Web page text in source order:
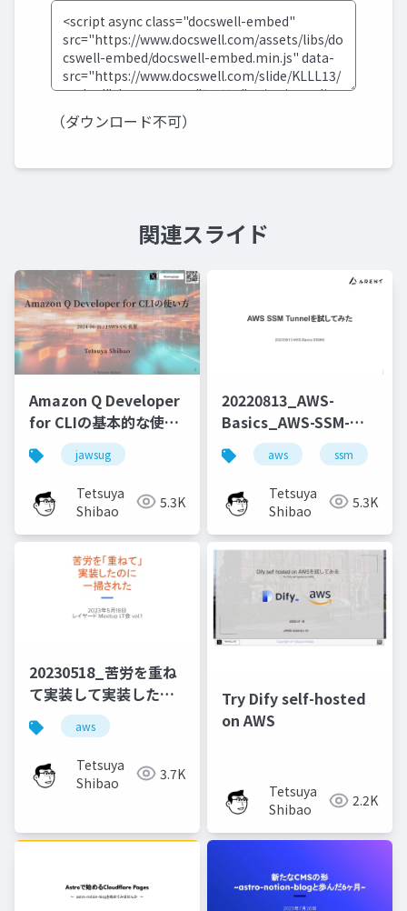
（ダウンロード不可）
関連スライド
Amazon Q Developer
for CLIの基本的な使い
方と便利なコマンドの
紹介
jawsug
Tetsuya
Shibao
5.3K
20220813_AWS-
Basics_AWS-SSM-
Tunnelを試してみた
aws ssm
Tetsuya
Shibao
5.3K
20230518_苦労を重ね
て実装して実装したの
に一掃されたこと
aws
Tetsuya
Shibao
3.7K
Try Dify self-hosted
on AWS
Tetsuya
Shibao
2.2K